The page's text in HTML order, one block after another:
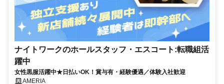
ナイトワークのホールスタッフ・エスコート:転職組活
躍中
女性黒服活躍中★日払いOK！賞与有・経験優遇／体験入社歓迎
AMERIA